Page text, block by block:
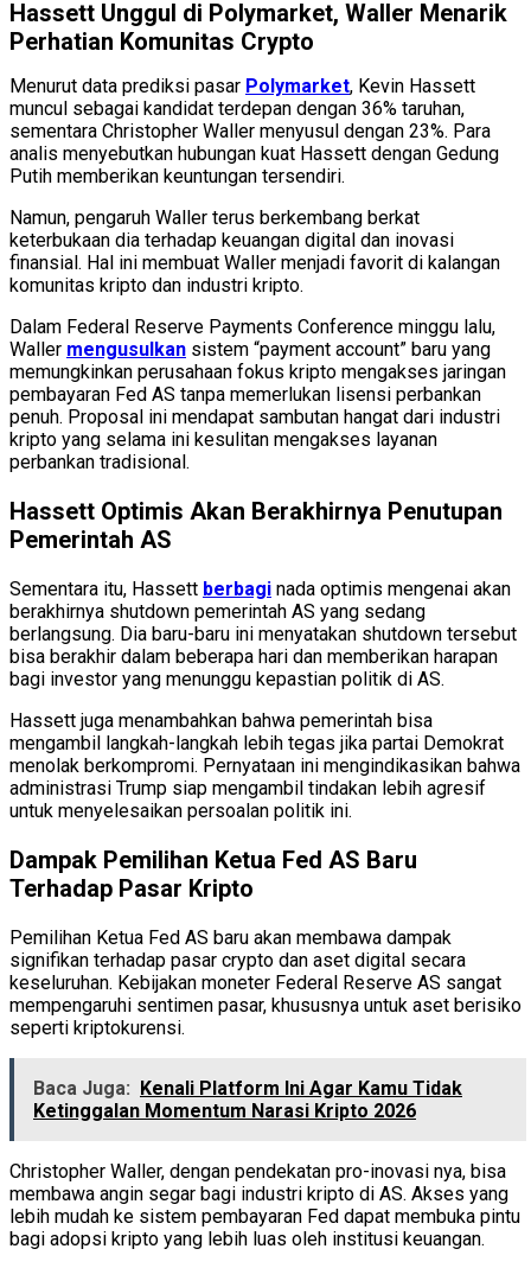
Hassett Unggul di Polymarket, Waller Menarik
Perhatian Komunitas Crypto
Menurut data prediksi pasar Polymarket, Kevin Hassett
muncul sebagai kandidat terdepan dengan 36% taruhan,
sementara Christopher Waller menyusul dengan 23%. Para
analis menyebutkan hubungan kuat Hassett dengan Gedung
Putih memberikan keuntungan tersendiri.
Namun, pengaruh Waller terus berkembang berkat
keterbukaan dia terhadap keuangan digital dan inovasi
finansial. Hal ini membuat Waller menjadi favorit di kalangan
komunitas kripto dan industri kripto.
Dalam Federal Reserve Payments Conference minggu lalu,
Waller mengusulkan sistem “payment account” baru yang
memungkinkan perusahaan fokus kripto mengakses jaringan
pembayaran Fed AS tanpa memerlukan lisensi perbankan
penuh. Proposal ini mendapat sambutan hangat dari industri
kripto yang selama ini kesulitan mengakses layanan
perbankan tradisional.
Hassett Optimis Akan Berakhirnya Penutupan
Pemerintah AS
Sementara itu, Hassett berbagi nada optimis mengenai akan
berakhirnya shutdown pemerintah AS yang sedang
berlangsung. Dia baru-baru ini menyatakan shutdown tersebut
bisa berakhir dalam beberapa hari dan memberikan harapan
bagi investor yang menunggu kepastian politik di AS.
Hassett juga menambahkan bahwa pemerintah bisa
mengambil langkah-langkah lebih tegas jika partai Demokrat
menolak berkompromi. Pernyataan ini mengindikasikan bahwa
administrasi Trump siap mengambil tindakan lebih agresif
untuk menyelesaikan persoalan politik ini.
Dampak Pemilihan Ketua Fed AS Baru
Terhadap Pasar Kripto
Pemilihan Ketua Fed AS baru akan membawa dampak
signifikan terhadap pasar crypto dan aset digital secara
keseluruhan. Kebijakan moneter Federal Reserve AS sangat
mempengaruhi sentimen pasar, khususnya untuk aset berisiko
seperti kriptokurensi.
Baca Juga:
Kenali Platform Ini Agar Kamu Tidak
Ketinggalan Momentum Narasi Kripto 2026
Christopher Waller, dengan pendekatan pro-inovasi nya, bisa
membawa angin segar bagi industri kripto di AS. Akses yang
lebih mudah ke sistem pembayaran Fed dapat membuka pintu
bagi adopsi kripto yang lebih luas oleh institusi keuangan.